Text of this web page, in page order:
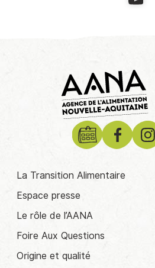
La Transition Alimentaire
Espace presse
Le rôle de l’AANA
Foire Aux Questions
Origine et qualité